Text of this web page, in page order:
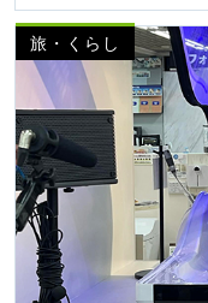
旅・くらし